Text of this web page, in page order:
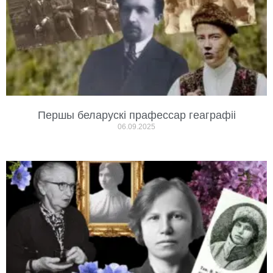
Першы беларускі прафессар геаграфіі
06.09.2025